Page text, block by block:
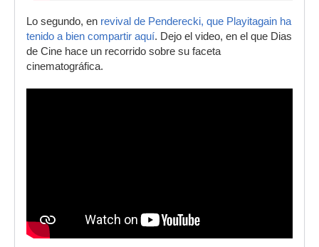
Lo segundo, en revival de Penderecki, que Playitagain ha
tenido a bien compartir aquí. Dejo el video, en el que Dias
de Cine hace un recorrido sobre su faceta
cinematográfica.